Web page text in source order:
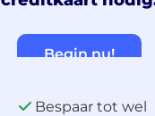
Begin nu!
Bespaar tot wel